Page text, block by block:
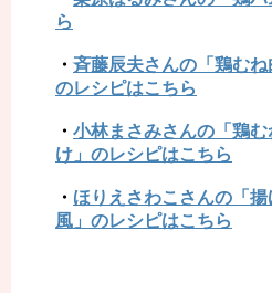
ら
・斉藤辰夫さんの「鶏むね
のレシピはこちら
・ 小林まさみさんの「鶏
け」のレシピはこちら
・ ほりえさわこさんの「
風」のレシピはこちら